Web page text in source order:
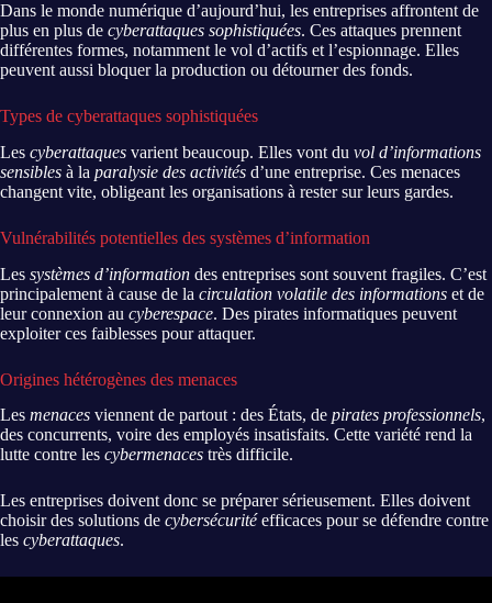
Dans le monde numérique d’aujourd’hui, les entreprises affrontent de
plus en plus de cyberattaques sophistiquées. Ces attaques prennent
différentes formes, notamment le vol d’actifs et l’espionnage. Elles
peuvent aussi bloquer la production ou détourner des fonds.
Types de cyberattaques sophistiquées
Les cyberattaques varient beaucoup. Elles vont du vol d’informations
sensibles à la paralysie des activités d’une entreprise. Ces menaces
changent vite, obligeant les organisations à rester sur leurs gardes.
Vulnérabilités potentielles des systèmes d’information
Les systèmes d’information des entreprises sont souvent fragiles. C’est
principalement à cause de la circulation volatile des informations et de
leur connexion au cyberespace. Des pirates informatiques peuvent
exploiter ces faiblesses pour attaquer.
Origines hétérogènes des menaces
Les menaces viennent de partout : des États, de pirates professionnels,
des concurrents, voire des employés insatisfaits. Cette variété rend la
lutte contre les cybermenaces très difficile.
Les entreprises doivent donc se préparer sérieusement. Elles doivent
choisir des solutions de cybersécuritéefficaces pour se défendre contre
les cyberattaques.